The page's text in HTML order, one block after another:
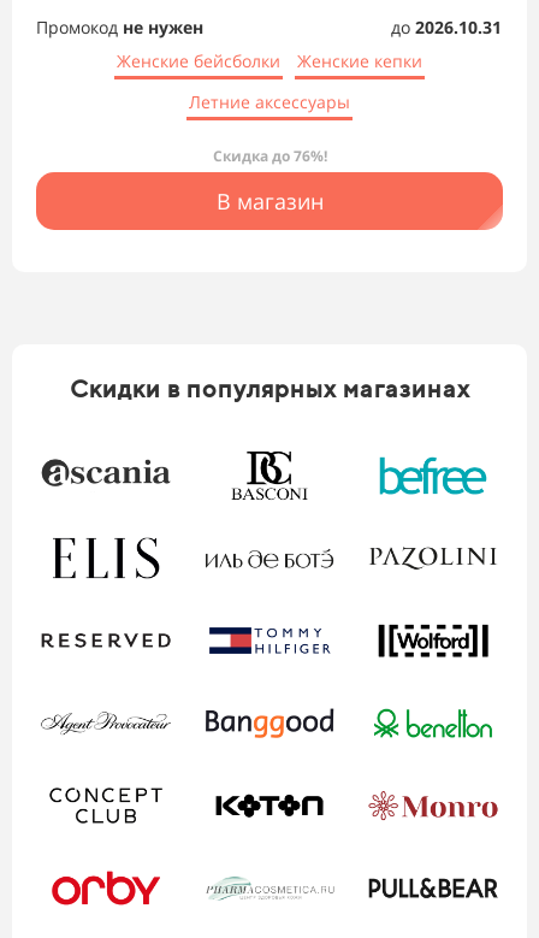
Промокод не нужен до 2026.10.31
Женские бейсболки
Женские кепки
Летние аксессуары
Скидка до 76%!
В магазин
Скидки в популярных магазинах